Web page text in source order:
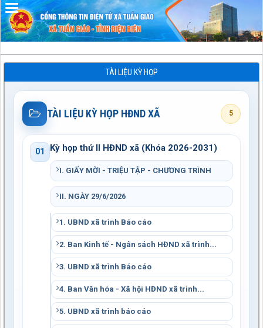
TÀI LIỆU KỲ HỌP
TÀI LIỆU KỲ HỌP HĐND XÃ 5
01 Kỳ họp thứ II HĐND xã (Khóa 2026-2031)
I. GIẤY MỜI - TRIỆU TẬP - CHƯƠNG TRÌNH
II. NGÀY 29/6/2026
1. UBND xã trình Báo cáo
2. Ban Kinh tế - Ngân sách HĐND xã trình...
3. UBND xã trình Báo cáo
4. Ban Văn hóa - Xã hội HĐND xã trình...
5. UBND xã trình báo cáo
Đã kết nối EMC